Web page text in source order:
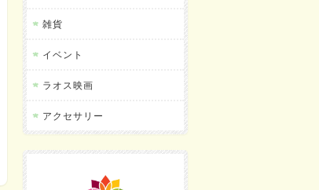
雑貨
イベント
ラオス映画
アクセサリー